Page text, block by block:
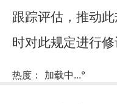
跟踪评估，推动
时对此规定进行修
热度： 加载中...°